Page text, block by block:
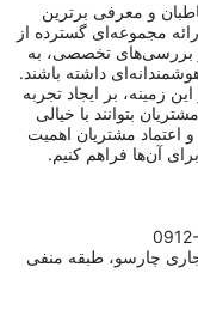
و معرفی برترین
مجموعه‌ای گسترده از
و بررسی‌های تخصصی، به
داشته باشند.
زمینه، بر ایجاد تجربه
بتوانند با خیالی
اعتماد مشتریان اهمیت
آن‌ها فراهم کنیم.
چارسو، طبقه منفی